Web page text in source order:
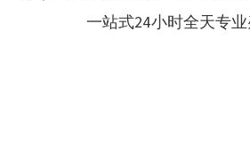
一站式24小时全天专